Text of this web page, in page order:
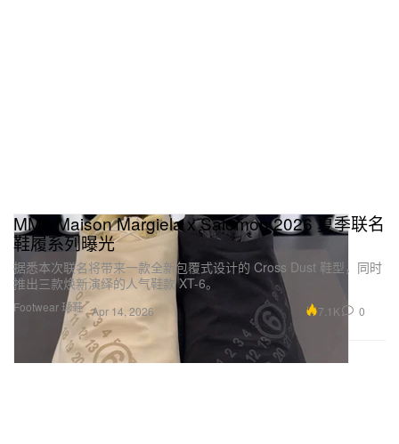
Footwear 球鞋
MM6 Maison Margiela x Salomon 2026 夏季联名
鞋履系列曝光
据悉本次联名将带来一款全新包覆式设计的 Cross Dust 鞋型，同时
推出三款焕新演绎的人气鞋款 XT-6。
Apr 14, 2026 7.1K 0